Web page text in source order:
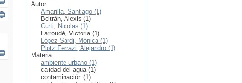
Autor
Amarilla, Santiago (1)
Beltrán, Alexis (1)
Curti, Nicolas (1)
Larroudé, Victoria (1)
López Sardi, Mónica (1)
Plotz Ferrazi, Alejandro (1)
Materia
ambiente urbano (1)
calidad del agua (1)
contaminación (1)